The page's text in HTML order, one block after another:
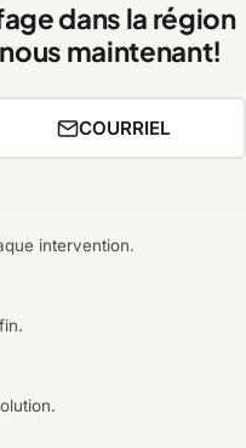
dans la région
maintenant!
COURRIEL
intervention.